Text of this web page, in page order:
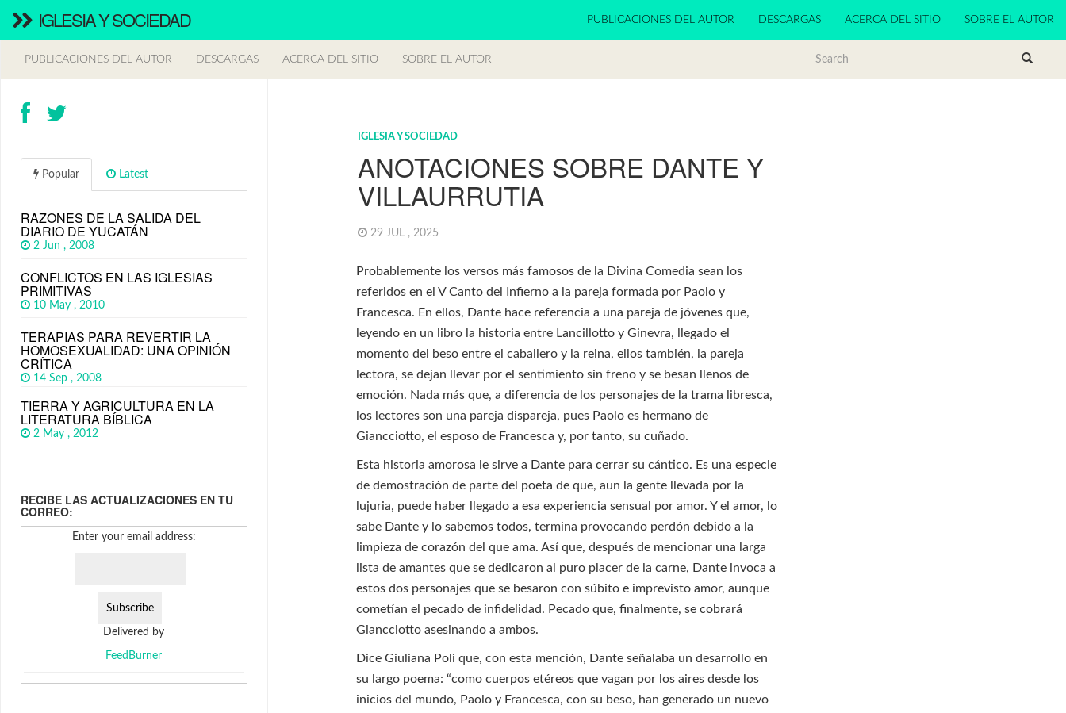
IGLESIA Y SOCIEDAD PUBLICACIONES DEL AUTOR DESCARGAS ACERCA DEL SITIO SOBRE EL AUTOR
PUBLICACIONES DEL AUTOR DESCARGAS ACERCA DEL SITIO SOBRE EL AUTOR
IGLESIA Y SOCIEDAD
ANOTACIONES SOBRE DANTE Y
VILLAURRUTIA
29 JUL , 2025
Probablemente los versos más famosos de la Divina Comedia sean los
referidos en el V Canto del Infierno a la pareja formada por Paolo y
Francesca. En ellos, Dante hace referencia a una pareja de jóvenes que,
leyendo en un libro la historia entre Lancillotto y Ginevra, llegado el
momento del beso entre el caballero y la reina, ellos también, la pareja
lectora, se dejan llevar por el sentimiento sin freno y se besan llenos de
emoción. Nada más que, a diferencia de los personajes de la trama libresca,
los lectores son una pareja dispareja, pues Paolo es hermano de
Giancciotto, el esposo de Francesca y, por tanto, su cuñado.
Esta historia amorosa le sirve a Dante para cerrar su cántico. Es una especie
de demostración de parte del poeta de que, aun la gente llevada por la
lujuria, puede haber llegado a esa experiencia sensual por amor. Y el amor, lo
sabe Dante y lo sabemos todos, termina provocando perdón debido a la
limpieza de corazón del que ama. Así que, después de mencionar una larga
lista de amantes que se dedicaron al puro placer de la carne, Dante invoca a
estos dos personajes que se besaron con súbito e imprevisto amor, aunque
cometían el pecado de infidelidad. Pecado que, finalmente, se cobrará
Giancciotto asesinando a ambos.
Dice Giuliana Poli que, con esta mención, Dante señalaba un desarrollo en
su largo poema: “como cuerpos etéreos que vagan por los aires desde los
inicios del mundo, Paolo y Francesca, con su beso, han generado un nuevo
Popular Latest
RAZONES DE LA SALIDA DEL
DIARIO DE YUCATÁN
2 Jun , 2008
CONFLICTOS EN LAS IGLESIAS
PRIMITIVAS
10 May , 2010
TERAPIAS PARA REVERTIR LA
HOMOSEXUALIDAD: UNA OPINIÓN
CRÍTICA
14 Sep , 2008
TIERRA Y AGRICULTURA EN LA
LITERATURA BÍBLICA
2 May , 2012
RECIBE LAS ACTUALIZACIONES EN TU
CORREO:
Enter your email address:
Delivered by
FeedBurner